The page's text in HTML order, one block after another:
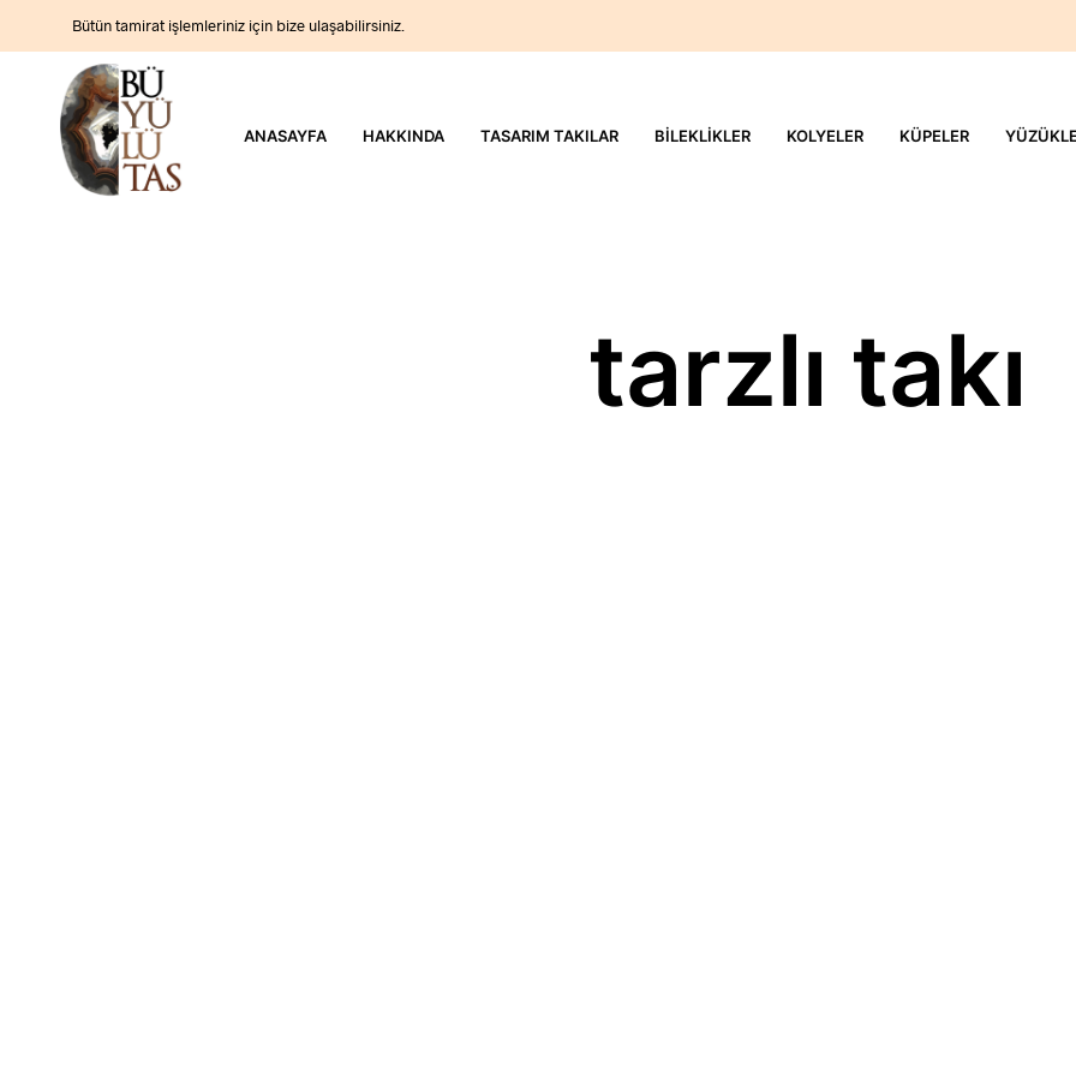
Bütün tamirat işlemleriniz için bize ulaşabilirsiniz.
ANASAYFA HAKKINDA TASARIM TAKILAR BILEKLIKLER KOLYELER KÜPELER
tarzlı takı